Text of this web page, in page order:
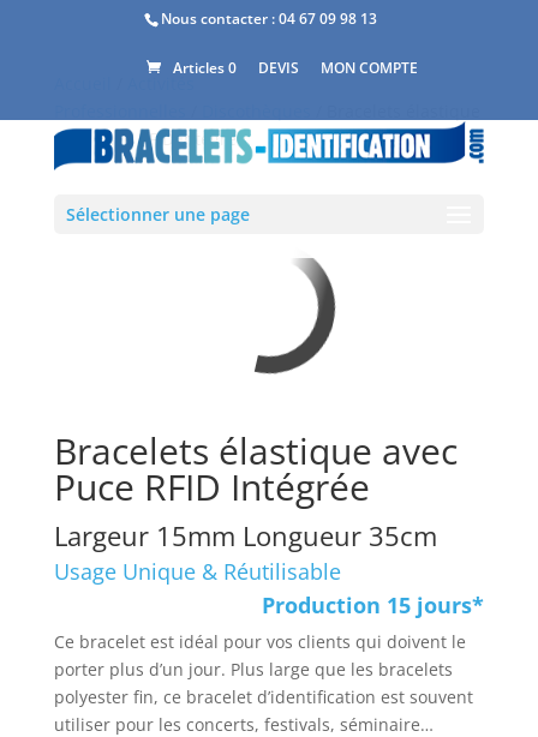
Nous contacter :04 67 09 98 13
Articles 0 DEVIS MON COMPTE
Sélectionner une page
avec Puce RFID Intégrée
Bracelets élastique avec
Puce RFID Intégrée
Largeur 15mm Longueur 35cm
Usage Unique & Réutilisable
Production 15 jours*
Ce bracelet est idéal pour vos clients qui doivent le
porter plus d’un jour. Plus large que les bracelets
polyester fin, ce bracelet d’identification est souvent
utiliser pour les concerts, festivals, séminaire…